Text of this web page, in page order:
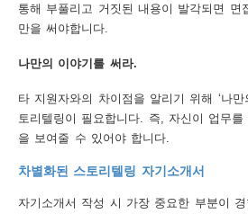
통해 부풀리고 거짓된 내용이 발각되면 면
만을 써야합니다.
나만의 이야기를 써라.
타 지원자와의 차이점을 알리기 위해 ‘나만
토리텔링이 필요합니다. 즉, 자신이 업무
을 보여줄 수 있어야 합니다.
차별화된 스토리텔링 자기소개서
자기소개서 작성 시 가장 중요한 부분이
취
사
안
내